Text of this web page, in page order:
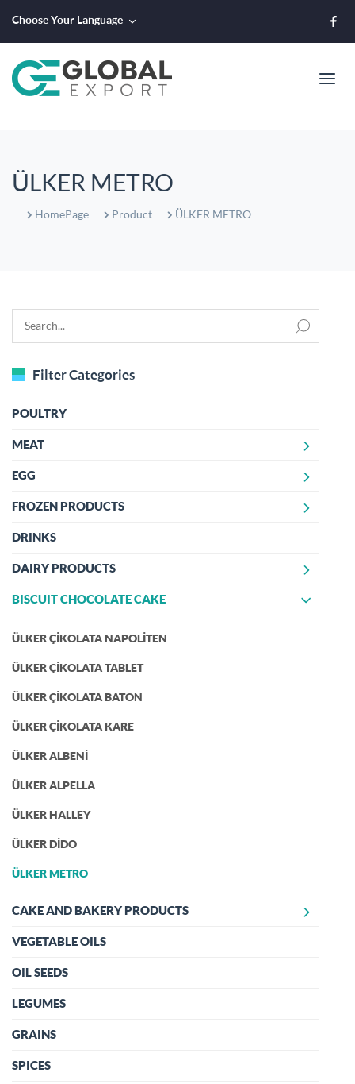
Choose Your Language
ÜLKER METRO
HomePage Product ÜLKER METRO
Filter Categories
POULTRY
MEAT
DELI PRODUCTS
FRESH RED MEAT PRODUCTS
FROZEN MEAT PRODUCTS
EGG
KABUKLU YUMURTA
PASTÖRİZE YUMURTA
FROZEN PRODUCTS
DONDURMA BÖLÜMÜ
DRINKS
DAIRY PRODUCTS
SÜT TOZU (YAĞSIZ SÜT TOZU)
BISCUIT CHOCOLATE CAKE
ÜLKER ÇİKOLATA NAPOLİTEN
ÜLKER ÇİKOLATA TABLET
ÜLKER ÇİKOLATA BATON
ÜLKER ÇİKOLATA KARE
ÜLKER ALBENİ
ÜLKER ALPELLA
ÜLKER HALLEY
ÜLKER DİDO
ÜLKER METRO
CAKE AND BAKERY PRODUCTS
PASTA KEK
MONO PASTA
CHEESECAKE
KURABİYE VE BROWNİE
MUFFİN
VEGETABLE OILS
OIL SEEDS
LEGUMES
GRAINS
SPICES